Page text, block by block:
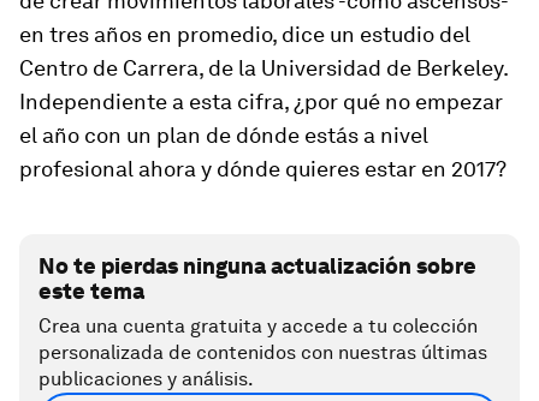
en tres años en promedio, dice un estudio del
Centro de Carrera, de la Universidad de Berkeley.
Independiente a esta cifra, ¿por qué no empezar
el año con un plan de dónde estás a nivel
profesional ahora y dónde quieres estar en 2017?
No te pierdas ninguna actualización sobre
este tema
Crea una cuenta gratuita y accede a tu colección
personalizada de contenidos con nuestras últimas
publicaciones y análisis.